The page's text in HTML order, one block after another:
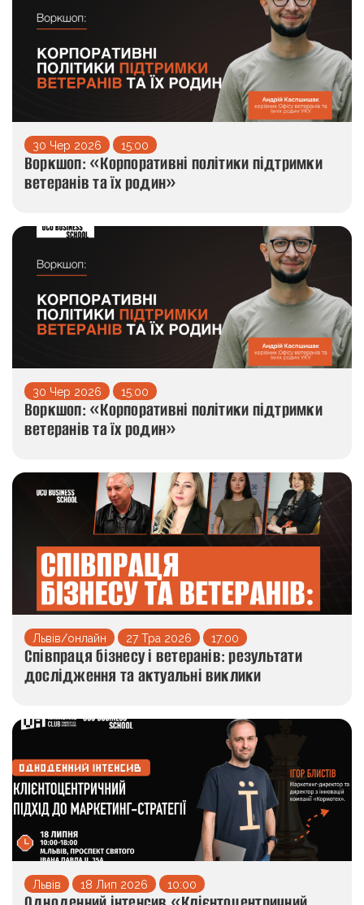
30 Чер 2026 15:00
Воркшоп: «Корпоративні політики підтримки
ветеранів та їх родин»
30 Чер 2026 15:00
Воркшоп: «Корпоративні політики підтримки
ветеранів та їх родин»
Львів/онлайн 27 Тра 2026 17:00
Співпраця бізнесу і ветеранів: результати
дослідження та актуальні виклики
Львів 18 Лип 2026 10:00